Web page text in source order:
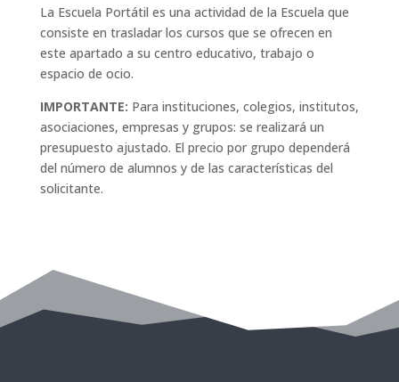
La Escuela Portátil es una actividad de la Escuela que
consiste en trasladar los cursos que se ofrecen en
este apartado a su centro educativo, trabajo o
espacio de ocio.
IMPORTANTE: Para instituciones, colegios, institutos,
asociaciones, empresas y grupos: se realizará un
presupuesto ajustado. El precio por grupo dependerá
del número de alumnos y de las características del
solicitante.